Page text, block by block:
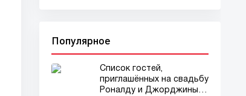
Популярное
Список гостей,
приглашённых на свадьбу
Роналду и Джорджины,